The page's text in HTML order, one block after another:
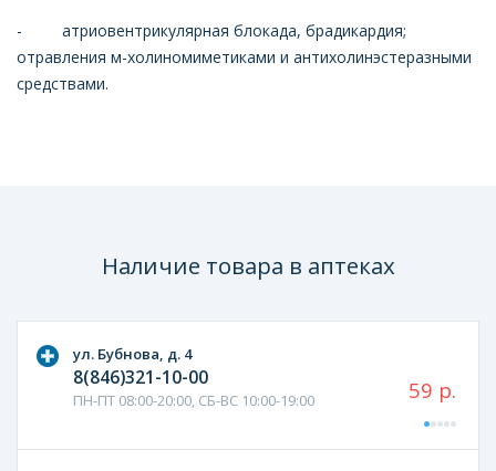
- атриовентрикулярная блокада, брадикардия;
отравления м-холиномиметиками и антихолинэстеразными
средствами.
Наличие товара в аптеках
ул. Бубнова, д. 4
8(846)321-10-00
ПН-ПТ 08:00-20:00, СБ-ВС 10:00-19:00 59 р.